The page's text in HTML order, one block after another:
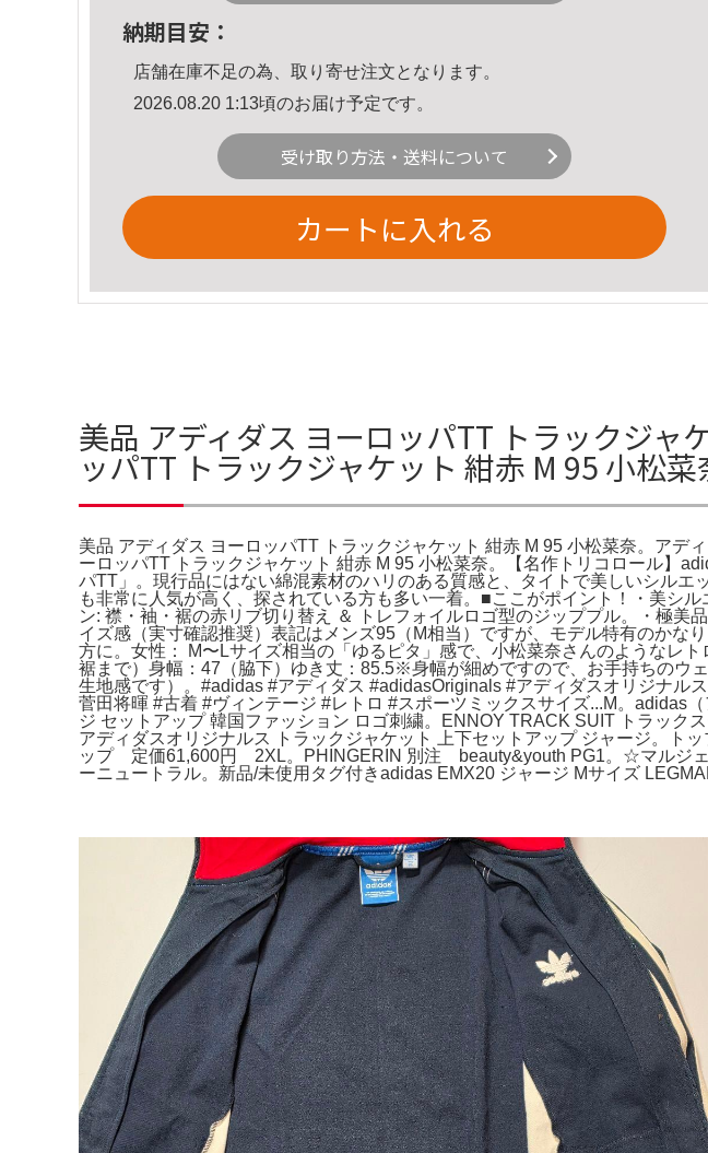
納期目安：
店舗在庫不足の為、取り寄せ注文となります。
2026.08.20 1:13頃のお届け予定です。
受け取り方法・送料について
カートに入れる
美品 アディダス ヨーロッパTT トラックジャ
ッパTT トラックジャケット 紺赤 M 95 小松
美品 アディダス ヨーロッパTT トラックジャケット 紺赤 M 95 小松菜奈。アデ
ーロッパTT トラックジャケット 紺赤 M 95 小松菜奈。​【名作トリコロール】
パTT」。現行品にはない綿混素材のハリのある質感と、タイトで美しいシル
も非常に人気が高く、探されている方も多い一着。​■ここがポイント！・​美シ
ン: 襟・袖・裾の赤リブ切り替え ＆ トレフォイルロゴ型のジッププル。・​極
イズ感（実寸確認推奨）表記はメンズ95（M相当）ですが、モデル特有のかな
方に。​女性： M〜Lサイズ相当の「ゆるピタ」感で、小松菜奈さんのようなレ
裾まで）​身幅：47（脇下）​ゆき丈：85.5※身幅が細めですので、お手持ちのウ
生地感です）。​#adidas #アディダス #adidasOriginals #アディダスオリジナル
菅田将暉 #古着 #ヴィンテージ #レトロ #スポーツミックスサイズ...M。adidas
ジ セットアップ 韓国ファッション ロゴ刺繍。ENNOY TRACK SUIT トラッ
アディダスオリジナルス トラックジャケット 上下セットアップ ジャージ。
ップ 定価61,600円 2XL。PHINGERIN 別注 beauty&youth PG1。☆マル
ーニュートラル。新品/未使用タグ付きadidas EMX20 ジャージ Mサイズ